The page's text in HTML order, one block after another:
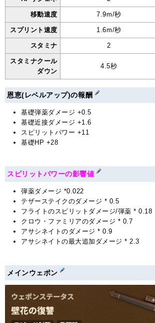
移動速度 7.9m/秒
スプリント速度 1.6m/秒
スタミナ 2
スタミナクール
ダウン
4.5秒
恩恵(レベルアップ)の報酬
基礎弾薬ダメージ +0.5
基礎近接ダメージ +1.6
スピリットパワー +11
基礎HP +28
スピリットパワーの影響値
弾薬ダメージ *0.022
テザーステイクのダメージ * 0.5
フライトのスピリットダメージ/弾薬 * 0.18
クロウ・ファミリアのダメージ * 0.7
アサシネイトのダメージ * 0.9
アサシネイトの最大追加ダメージ * 2.3
メインウェポン